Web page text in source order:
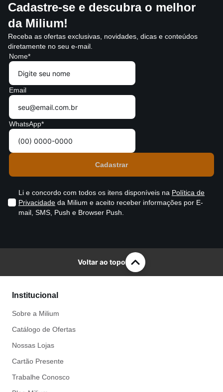
Cadastre-se e descubra o melhor
da Milium!
Receba as ofertas exclusivas, novidades, dicas e conteúdos
diretamente no seu e-mail.
Nome*
Email
WhatsApp*
Li e concordo com todos os itens disponíveis na Política de
Privacidade da Milium e aceito receber informações por E-
mail, SMS, Push e Browser Push.
Voltar ao topo
Institucional
Sobre a Milium
Catálogo de Ofertas
Nossas Lojas
Cartão Presente
Trabalhe Conosco